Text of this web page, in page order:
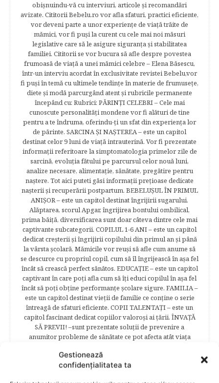
Gestionează
confidențialitatea ta
obişnuindu-vă cu interviuri, articole şi recomandări
avizate. Cititorii Bebelu.ro vor afla sfaturi, practici eficiente,
vor deveni parte a unor experienţe de viaţă trăite de
mămici, vor fi puşi la curent cu cele mai noi măsuri
legislative care să le asigure siguranţa şi stabilitatea
familiei. Cititorii se vor bucura să afle despre povestea
frumoasă de viață a unei mămici celebre – Elena Băsescu,
într-un interviu acordat în exclusivitate revistei Bebelu,vor
fi puşi în temă cu ultimele tendinţe în materie de frumuseţe,
diete şi modă parcurgând atent şi rubricile permanente
începând cu: Rubrici: PĂRINŢI CELEBRI – Cele mai
cunoscute personalităţi mondene vor fi alături de tine
pentru a te îndruma, oferindu-ţi un sfat din experienţa lor
de părinte. SARCINA ŞI NAŞTEREA – este un capitol
destinat celor 9 luni de viaţă intrauterină. Vor fi prezentate
informaţii referitoare la simptomatologia primelor zile de
sarcină, evoluţia fătului pe parcursul celor nouă luni,
analize necesare, alimentaţie, sănătate, pregătire pentru
naştere. Tot aici puteti găsi informaţii preţioase dedicate
naşterii şi recuperării postpartum. BEBELUŞUL ÎN PRIMUL
ANIŞOR – este un capitol destinat îngrijirii sugarului.
Alăptarea, scorul Apgar, îngrijirea bontului ombilical,
prima băiţă, diversificarea sunt doar câteva dintre cele mai
captivante subcategorii. COPILUL 1-6 ANI – este un capitol
dedicat creşterii şi îngrijirii copilului din primul an şi până
la vârsta şcolară. Mămicile vor reuşi să afle cum anume să
se descurce cu propriul copil, cum să îl îngrijească în aşa fel
încât să crească perfect sănătos. EDUCAŢIE – este un capitol
captivant în care poţi afla cum să îţi educi copilul în aşa fel
încât să poţi obţine performanţe şcolare sigure. FAMILIA –
este un capitol destinat vieţii de familie ce conţine o serie
întreagă de sfaturi eficiente. COPII TALENTAŢI – este un
capitol fascinant dedicat copiilor valoroși ai țării. ÎNVAŢĂ
SĂ PREVII! –sunt prezentate soluţii de prevenire a
anumitor probleme de sănătate ce pot afecta atât viaţa